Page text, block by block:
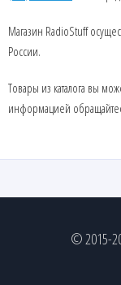
Магазин RadioStuff
России.
Товары из каталога вы
информацией
© 2015-